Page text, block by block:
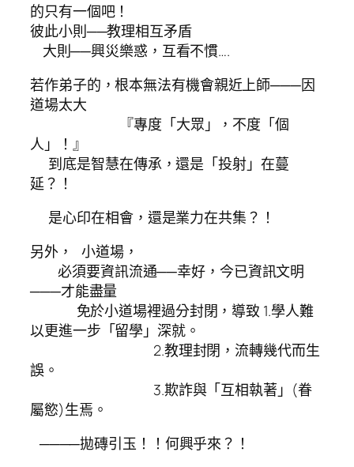
的只有一個吧！
彼此小則──教理相互矛盾
大則──興災樂惑，互看不慣….
若作弟子的，根本無法有機會親近上師───因
道場太大
『專度「大眾」，不度「個
人」！』
到底是智慧在傳承，還是「投射」在蔓
延？！
是心印在相會，還是業力在共集？！
另外， 小道場，
必須要資訊流通──幸好，今已資訊文明
───才能盡量
免於小道場裡過分封閉，導致 1.學人難
以更進一步「留學」深就。
2.教理封閉，流轉幾代而生
誤。
3.欺詐與「互相執著」(眷
屬慾)生焉。
────拋磚引玉！！何興乎來？！